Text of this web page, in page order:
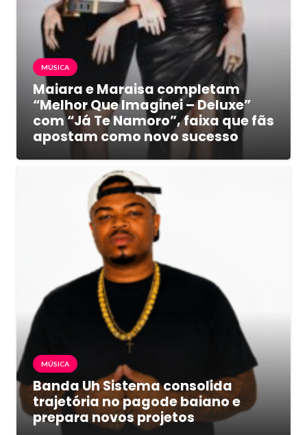
MÚSICA
Maiara e Maraisa completam
“Melhor Que Imaginei – Deluxe”
com “Já Te Namoro”, faixa que fãs
apostam como novo sucesso
MÚSICA
Banda Uh Sistema consolida
trajetória no pagode baiano e
prepara novos projetos